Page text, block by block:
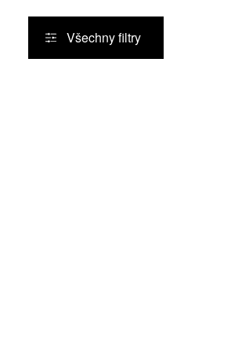
Všechny filtry